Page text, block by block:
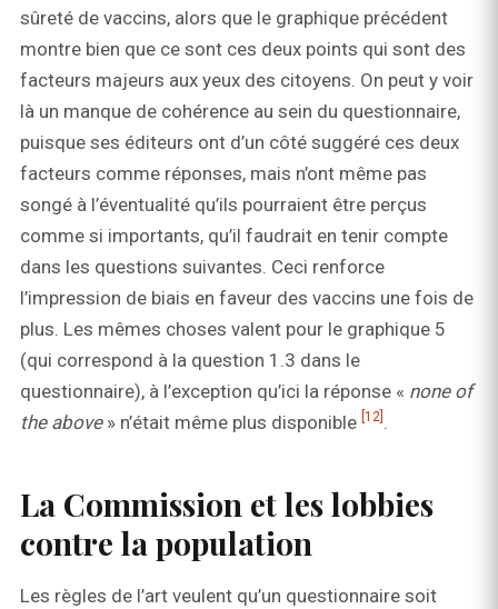
sûreté de vaccins, alors que le graphique précédent
montre bien que ce sont ces deux points qui sont des
facteurs majeurs aux yeux des citoyens. On peut y voir
là un manque de cohérence au sein du questionnaire,
puisque ses éditeurs ont d’un côté suggéré ces deux
facteurs comme réponses, mais n’ont même pas
songé à l’éventualité qu’ils pourraient être perçus
comme si importants, qu’il faudrait en tenir compte
dans les questions suivantes. Ceci renforce
l’impression de biais en faveur des vaccins une fois de
plus. Les mêmes choses valent pour le graphique 5
(qui correspond à la question 1.3 dans le
questionnaire), à l’exception qu’ici la réponse « none of
the above» n’était même plus disponible [12] .
La Commission et les lobbies
contre la population
Les règles de l’art veulent qu’un questionnaire soit